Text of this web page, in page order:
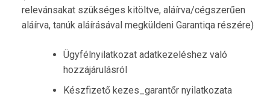
relevánsakat szükséges kitöltve, aláírva/cégszerűen
aláírva, tanúk aláírásával megküldeni Garantiqa részére)
Ügyfélnyilatkozat adatkezeléshez való
hozzájárulásról
Készfizető kezes_garantőr nyilatkozata